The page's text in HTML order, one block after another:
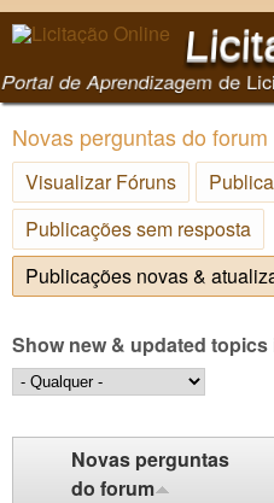
Pular
Portal de Aprendizagem de
Novas perguntas do forum
Visualizar Fóruns
Publicações sem resposta
Publicações novas &
Show new & updated topics
Novas perguntas
do forum